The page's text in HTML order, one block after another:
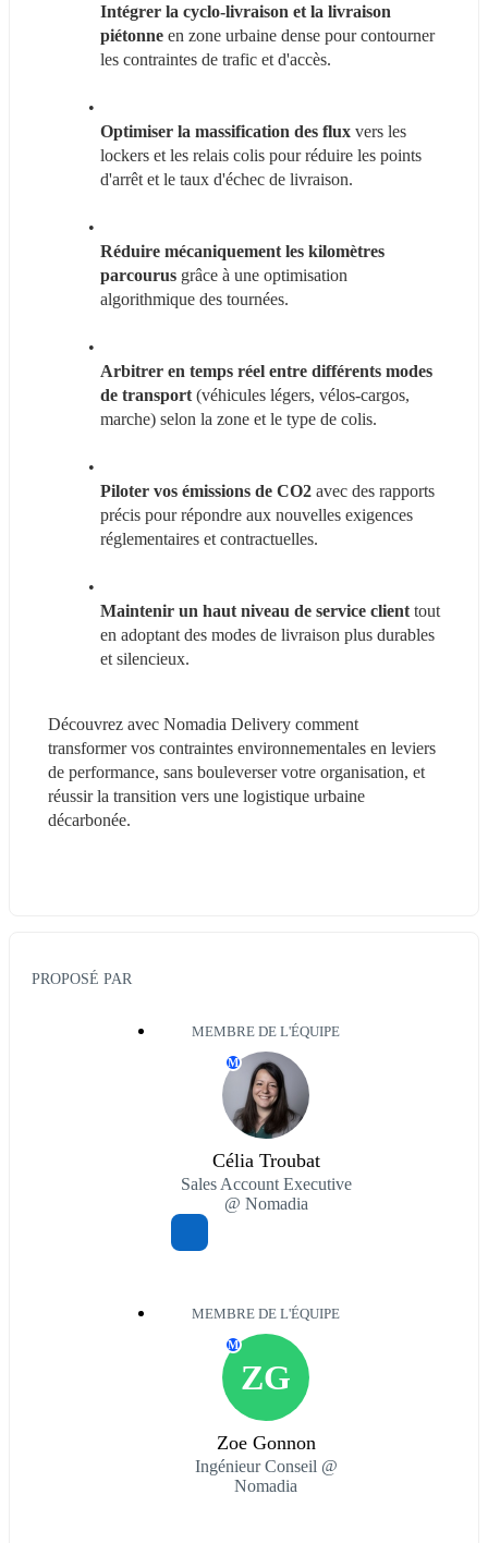
Intégrer la cyclo-livraison et la livraison
piétonne en zone urbaine dense pour contourner
les contraintes de trafic et d'accès.
Optimiser la massification des flux vers les
lockers et les relais colis pour réduire les points
d'arrêt et le taux d'échec de livraison.
Réduire mécaniquement les kilomètres
parcourus grâce à une optimisation
algorithmique des tournées.
Arbitrer en temps réel entre différents modes
de transport (véhicules légers, vélos-cargos,
marche) selon la zone et le type de colis.
Piloter vos émissions de CO2 avec des rapports
précis pour répondre aux nouvelles exigences
réglementaires et contractuelles.
Maintenir un haut niveau de service client tout
en adoptant des modes de livraison plus durables
et silencieux.
Découvrez avec Nomadia Delivery comment
transformer vos contraintes environnementales en leviers
de performance, sans bouleverser votre organisation, et
réussir la transition vers une logistique urbaine
décarbonée.
PROPOSÉ PAR
MEMBRE DE L'ÉQUIPE
M
Célia Troubat
Sales Account Executive
@ Nomadia
MEMBRE DE L'ÉQUIPE
ZG
M
Zoe Gonnon
Ingénieur Conseil @
Nomadia